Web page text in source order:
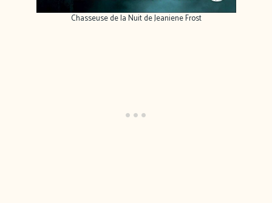
Chasseuse de la Nuit de Jeaniene Frost